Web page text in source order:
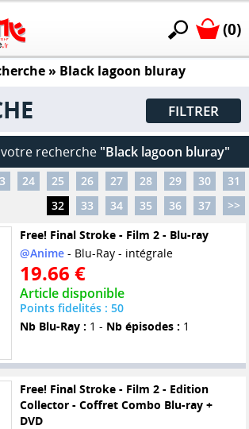
(0)
» Black lagoon bluray
FILTRER
recherche "Black lagoon bluray"
24 25 26 27 28 29 30
31
32
33 34 35 36 37
>>
Free! Final Stroke - Film 2 - Blu-ray
@Anime- Blu-Ray - intégrale
19.66 €
Article disponible
Points fidelités : 50
Nb Blu-Ray : 1 - Nb épisodes : 1
Free! Final Stroke - Film 2 - Edition
Collector - Coffret Combo Blu-ray +
DVD